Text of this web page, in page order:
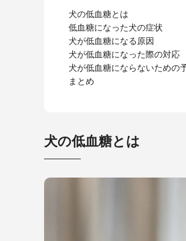
犬の低血糖とは
低血糖になった犬の症状
犬が低血糖になる原因
犬が低血糖になった際の対応
犬が低血糖にならないための
まとめ
犬の低血糖とは